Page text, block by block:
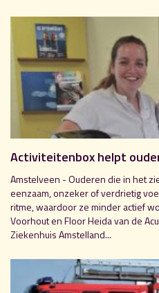
Activiteitenbox helpt
Amstelveen - Ouderen die in het
eenzaam, onzeker of verdrietig
ritme, waardoor ze minder actief
Voorhout en Floor Heida van de
Ziekenhuis Amstelland...